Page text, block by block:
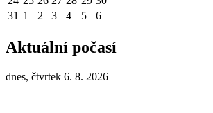
31 1 2 3 4 5 6
Aktuální počasí
dnes, čtvrtek 6. 8. 2026